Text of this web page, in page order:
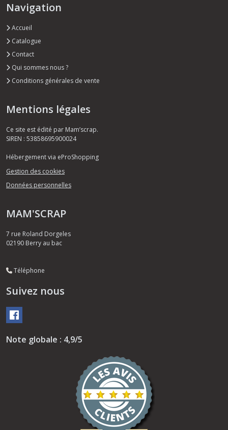
Navigation
Accueil
Catalogue
Contact
Qui sommes nous ?
Conditions générales de vente
Mentions légales
Ce site est édité par Mam’scrap.
SIREN : 53858695900024
Hébergement via eProShopping
Gestion des cookies
Données personnelles
MAM'SCRAP
7 rue Roland Dorgeles
02190 Berry au bac
Téléphone
Suivez nous
Note globale : 4,9/5